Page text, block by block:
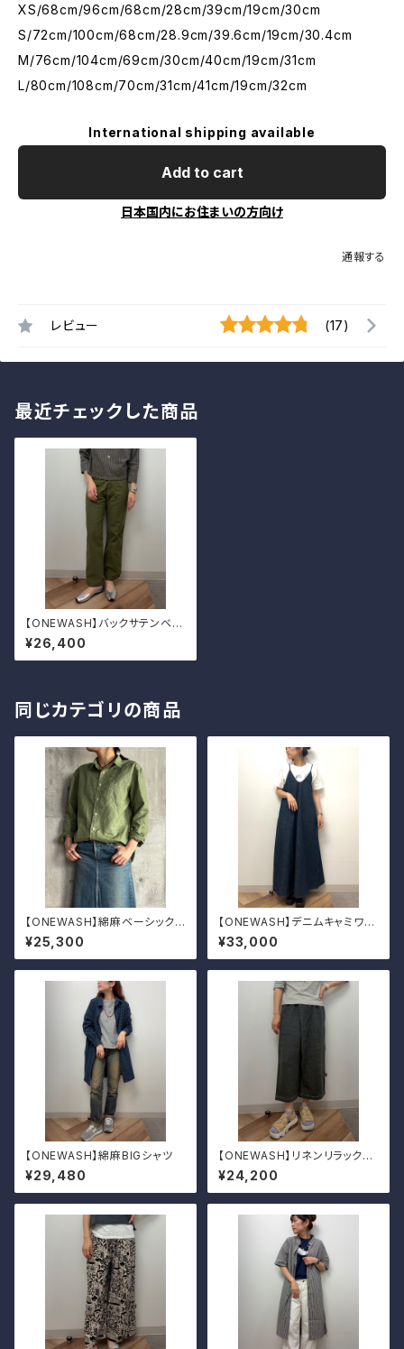
XS/68cm/96cm/68cm/28cm/39cm/19cm/30cm
S/72cm/100cm/68cm/28.9cm/39.6cm/19cm/30.4cm
M/76cm/104cm/69cm/30cm/40cm/19cm/31cm
L/80cm/108cm/70cm/31cm/41cm/19cm/32cm
International shipping available
Add to cart
日本国内にお住まいの方向け
通報する
レビュー (17)
最近チェックした商品
【ONEWASH】バックサテンベイ
カーパンツ
¥26,400
同じカテゴリの商品
【ONEWASH】綿麻ベーシックシ
ャツ
¥25,300
【ONEWASH】デニムキャミワン
ピ
¥33,000
【ONEWASH】綿麻BIGシャツ
¥29,480
【ONEWASH】リネンリラックス
パンツ
¥24,200